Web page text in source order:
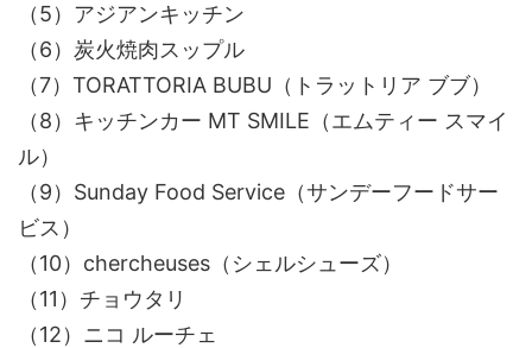
（5）アジアンキッチン
（6）炭火焼肉スップル
（7）TORATTORIA BUBU（トラットリア ブブ）
（8）キッチンカー MT SMILE（エムティー スマイ
ル）
（9）Sunday Food Service（サンデーフードサー
ビス）
（10）chercheuses（シェルシューズ）
（11）チョウタリ
（12）ニコ ルーチェ